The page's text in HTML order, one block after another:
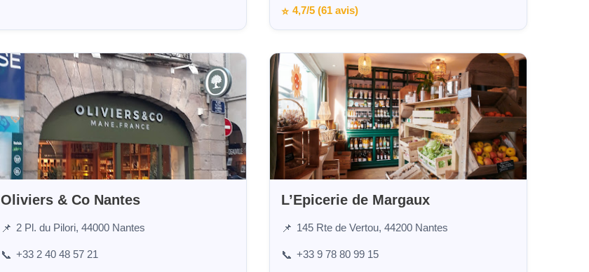
⭐ 4,7/5 (61 avis)
Oliviers & Co Nantes
📌 2 Pl. du Pilori, 44000 Nantes
📞 +33 2 40 48 57 21
L’Epicerie de Margaux
📌 145 Rte de Vertou, 44200 Nantes
📞 +33 9 78 80 99 15